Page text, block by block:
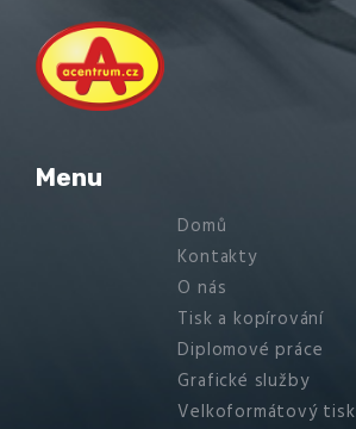
Menu
Domů
Kontakty
O nás
Tisk a kopírování
Diplomové práce
Grafické služby
Velkoformátový tisk